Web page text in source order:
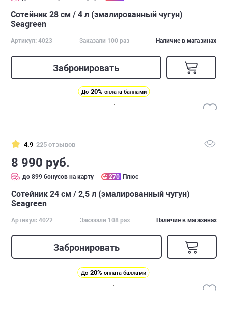
Сотейник 28 см / 4 л (эмалированный чугун)
Seagreen
Артикул: 4023 Заказали 100 раз Наличие в магазинах
Забронировать
До 20% оплата баллами
4.9 225 отзывов
8 990 руб.
до 899 бонусов на карту 270 Плюс
Сотейник 24 см / 2,5 л (эмалированный чугун)
Seagreen
Артикул: 4022 Заказали 108 раз Наличие в магазинах
Забронировать
До 20% оплата баллами